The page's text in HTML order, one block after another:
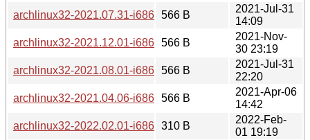
archlinux32-2021.07.31-i686.iso.sig
566 B
2021-Jul-31
14:09
archlinux32-2021.12.01-i686.iso.sig
566 B
2021-Nov-
30 23:19
archlinux32-2021.08.01-i686.iso.sig
566 B
2021-Jul-31
22:20
archlinux32-2021.04.06-i686.iso.sig
566 B
2021-Apr-06
14:42
archlinux32-2022.02.01-i686.iso.sig
310 B
2022-Feb-
01 19:19